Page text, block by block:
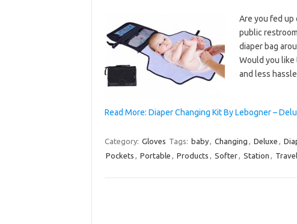
Are you fed up
public
diaper bag
Would you like
and less
Read More: Diaper Changing Kit By Lebogner –
Category: Gloves Tags: baby, Changing , Deluxe ,
Pockets , Portable , Products , Softer, Station , Travel